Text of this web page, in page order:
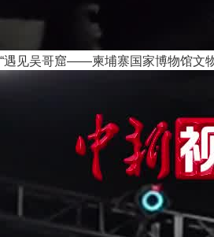
“遇见吴哥窟——柬埔寨国家博物馆文